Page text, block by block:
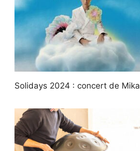
Solidays 2024 : concert de Mika